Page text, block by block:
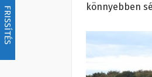
FRISSÍTÉS
könnyebben